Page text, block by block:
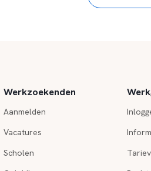
Werkzoekenden
Aanmelden
Vacatures
Scholen